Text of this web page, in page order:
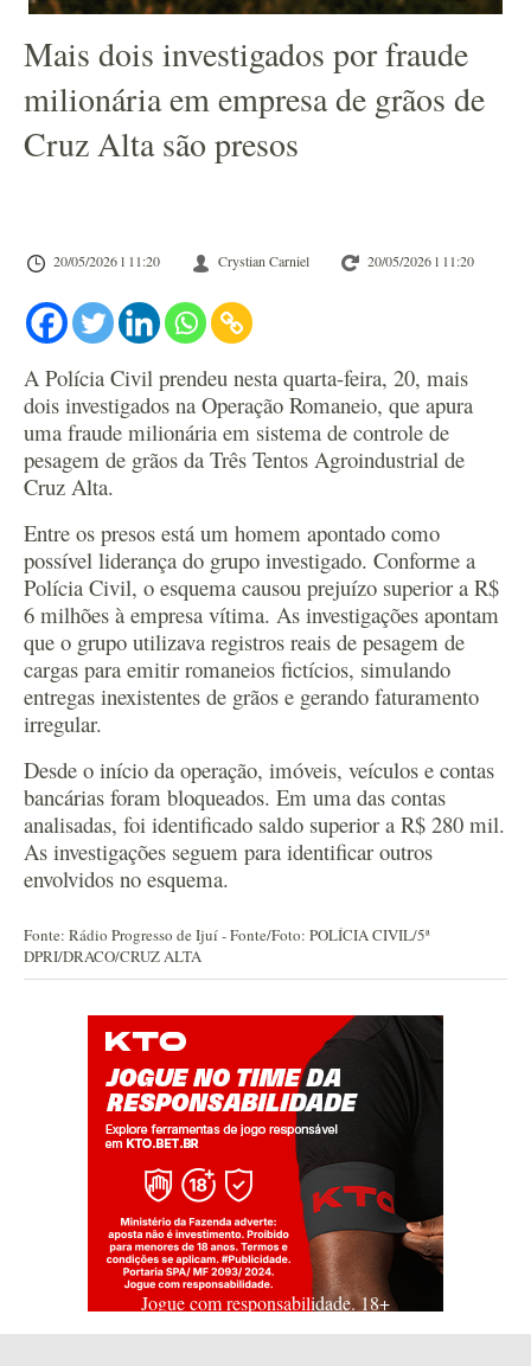
Mais dois investigados por fraude
milionária em empresa de grãos de
Cruz Alta são presos
20/05/2026 l 11:20 Crystian Carniel 20/05/2026 l 11:20
A Polícia Civil prendeu nesta quarta-feira, 20, mais
dois investigados na Operação Romaneio, que apura
uma fraude milionária em sistema de controle de
pesagem de grãos da Três Tentos Agroindustrial de
Cruz Alta.
Entre os presos está um homem apontado como
possível liderança do grupo investigado. Conforme a
Polícia Civil, o esquema causou prejuízo superior a R$
6 milhões à empresa vítima. As investigações apontam
que o grupo utilizava registros reais de pesagem de
cargas para emitir romaneios fictícios, simulando
entregas inexistentes de grãos e gerando faturamento
irregular.
Desde o início da operação, imóveis, veículos e contas
bancárias foram bloqueados. Em uma das contas
analisadas, foi identificado saldo superior a R$ 280 mil.
As investigações seguem para identificar outros
envolvidos no esquema.
Fonte: Rádio Progresso de Ijuí - Fonte/Foto: POLÍCIA CIVIL/5ª
DPRI/DRACO/CRUZ ALTA
Jogue com responsabilidade. 18+